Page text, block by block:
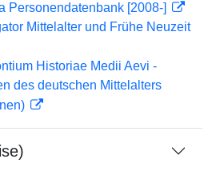
Personendatenbank [2008-]
Mittelalter und Frühe Neuzeit
Historiae Medii Aevi -
des deutschen Mittelalters